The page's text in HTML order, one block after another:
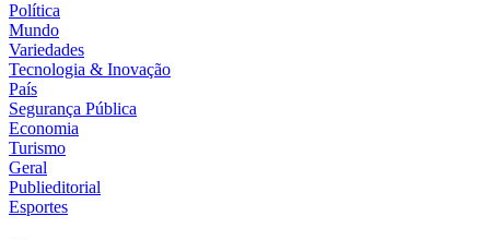
Política
Mundo
Variedades
Tecnologia & Inovação
País
Segurança Pública
Economia
Turismo
Geral
Publieditorial
Esportes